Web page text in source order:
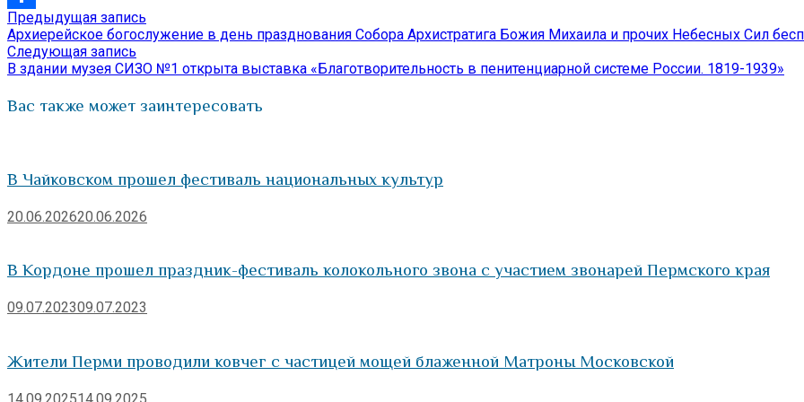
Отправить
Навигация
по
записям
Предыдущая запись
запись:
Архиерейское богослужение в день празднования Собора Архистратига Божия Михаила и прочих Небесных Сил
Следующая запись
запись:
В здании музея СИЗО №1 открыта выставка «Благотворительность в пенитенциарной системе России. 1819-1939»
Вас также может заинтересовать
В Чайковском прошел фестиваль национальных культур
20.06.202620.06.2026
В Кордоне прошел праздник-фестиваль колокольного звона с участием звонарей Пермского края
09.07.202309.07.2023
Жители Перми проводили ковчег с частицей мощей блаженной Матроны Московской
14.09.202514.09.2025